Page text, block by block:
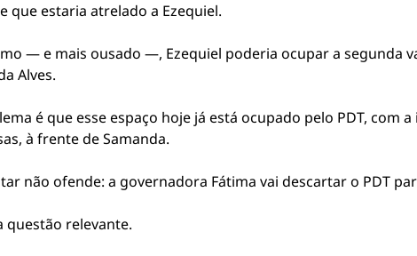
que estaria atrelado a Ezequiel.
— e mais ousado —, Ezequiel poderia ocupar a segunda
Alves.
é que esse espaço hoje já está ocupado pelo PDT, com
à frente de Samanda.
não ofende: a governadora Fátima vai descartar o PDT
questão relevante.